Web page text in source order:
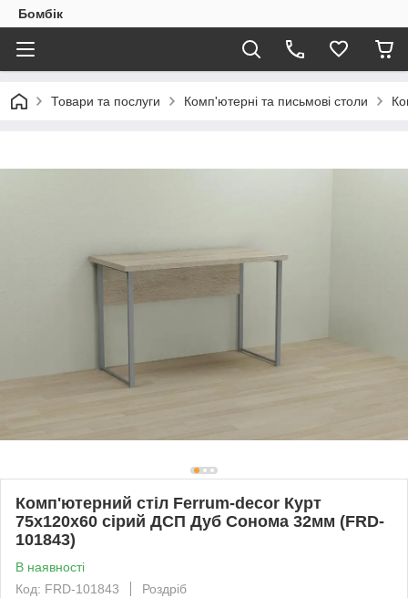
Бомбік
Товари та послуги Комп'ютерні та письмові столи
Комп'ютерний стіл Ferrum-decor Курт
75x120x60 сірий ДСП Дуб Сонома 32мм (FRD-
101843)
В наявності
Код: FRD-101843
Роздріб